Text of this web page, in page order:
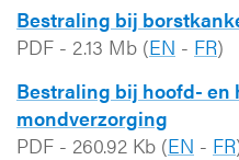
Bestraling bij
PDF - 2.13 Mb (EN - FR)
Bestraling bij hoofd- en
mondverzorging
PDF - 260.92 Kb (EN - FR